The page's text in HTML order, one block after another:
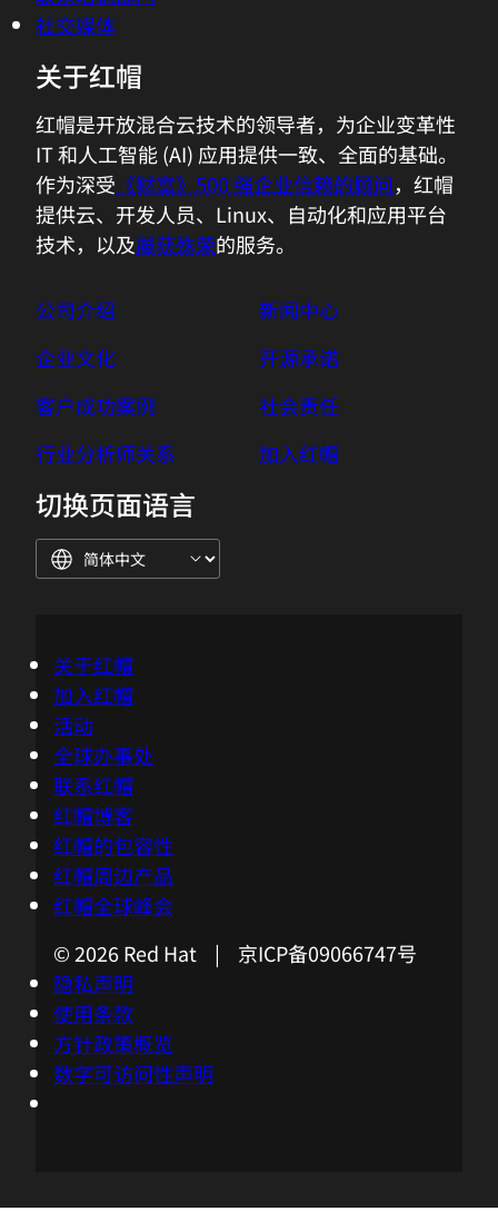
关于红帽
红帽是开放混合云技术的领导者，为企业变革性
IT 和人工智能 (AI) 应用提供一致、全面的基础。
作为深受《财富》500 强企业信赖的顾问，红帽
提供云、开发人员、Linux、自动化和应用平台
技术，以及屡获殊荣的服务。
公司介绍
企业文化
客户成功案例
行业分析师关系
新闻中心
开源承诺
社会责任
加入红帽
切换页面语言
活动
全球办事处
联系红帽
红帽博客
红帽的包容性
红帽周边产品
红帽全球峰会
© 2026 Red Hat | 京ICP备09066747号
隐私声明
使用条款
方针政策概览
数字可访问性声明